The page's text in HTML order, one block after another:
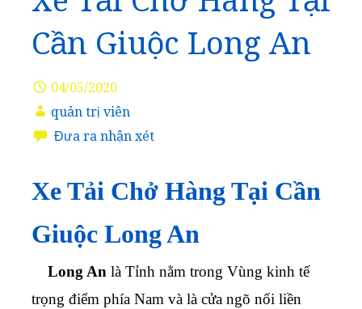
Cần Giuộc Long An
04/05/2020
quản trị viên
Đưa ra nhận xét
Xe Tải Chở Hàng Tại Cần
Giuộc Long An
Long An là Tỉnh nằm trong Vùng kinh tế
trọng điểm phía Nam và là cửa ngõ nối liền